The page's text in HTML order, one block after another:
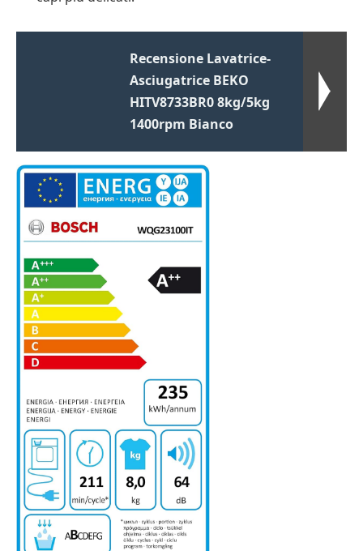
Recensione Lavatrice-
Asciugatrice BEKO
HITV8733BR0 8kg/5kg
1400rpm Bianco